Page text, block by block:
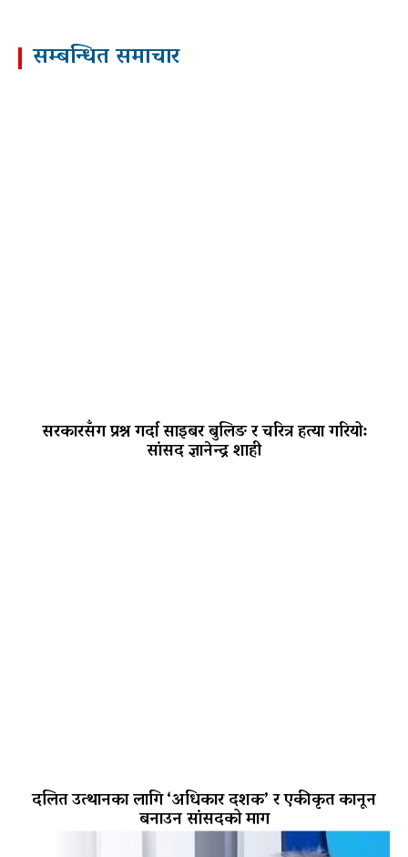
सम्बन्धित समाचार
सरकारसँग प्रश्न गर्दा साइबर बुलिङ र चरित्र हत्या गरियो:
सांसद ज्ञानेन्द्र शाही
दलित उत्थानका लागि ‘अधिकार दशक’ र एकीकृत कानून
बनाउन सांसदको माग